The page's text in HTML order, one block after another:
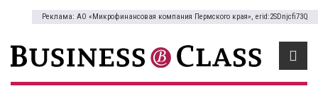
Реклама: АО «Микрофинансовая компания Пермского края», erid:2SDnjcfi73Q